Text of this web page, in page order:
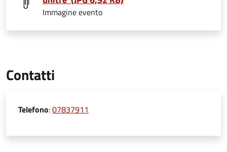
Immagine evento
Contatti
Telefono:07837911